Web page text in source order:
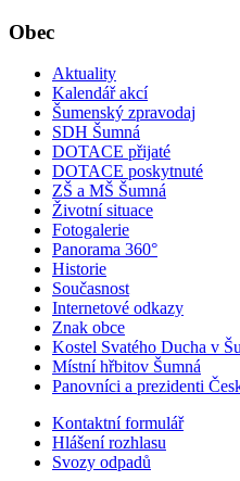
Obec
Aktuality
Kalendář akcí
Šumenský zpravodaj
SDH Šumná
DOTACE přijaté
DOTACE poskytnuté
ZŠ a MŠ Šumná
Životní situace
Fotogalerie
Panorama 360°
Historie
Současnost
Internetové odkazy
Znak obce
Kostel Svatého Ducha v
Místní hřbitov Šumná
Panovníci a prezidenti
Kontaktní formulář
Hlášení rozhlasu
Svozy odpadů